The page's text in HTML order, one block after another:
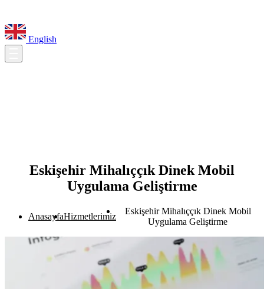
English
Eskişehir Mihalıççık Dinek Mobil
Uygulama Geliştirme
AnasayfaHizmetlerimiz
Eskişehir Mihalıççık Dinek Mobil
Uygulama Geliştirme